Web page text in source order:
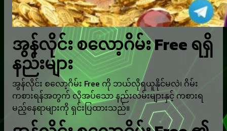
အွန်လိုင်း စလော့ဂိမ်း Free ရရှိ
နည်းများ
အွန်လိုင်း စလော့ဂိမ်း Free ကို ဘယ်လိုရယူနိုင်မလဲ၊ ဂိမ်း
ကစားရန်အတွက် လိုအပ်သော နည်းလမ်းများနှင့် ကစားရ
မည့်နေရာများကို ရှင်းပြထားသည်။